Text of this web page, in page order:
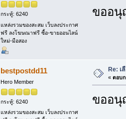
กระทู้: 6240
แหล่งรวมของสะสม เว็บลงประกาศ
ฟรี ลงโฆษณาฟรี ซื้อ-ขายออนไลน์
ใหม่-มือสอง
ขออ
bestpostdd11
Hero Member
กระทู้: 6240
แหล่งรวมของสะสม เว็บลงประกาศ
Re: เ
« ตอบก
ขออ